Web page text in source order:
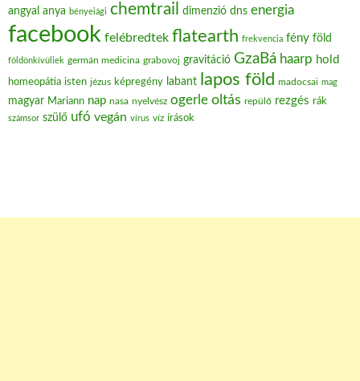
angyal anya bényeiági chemtrail dimenzió dns energia
facebook felébredtek flatearth frekvencia fény föld
földönkívüliek germán medicina grabovoj gravitáció GzaBá haarp hold
homeopátia isten jézus képregény labant lapos föld madocsai mag
magyar Mariann nap nasa nyelvész ogerle oltás repülő rezgés rák
számsor szülő ufó vegán vírus víz írások